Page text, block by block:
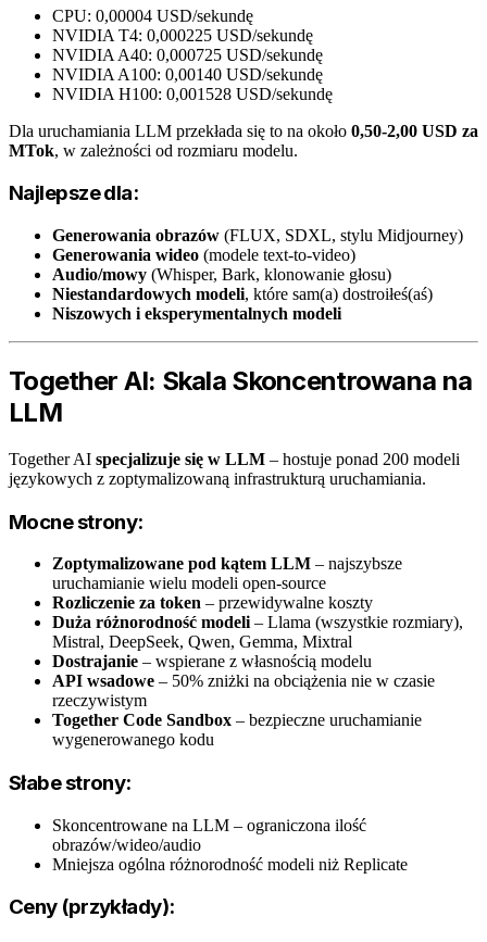
CPU: 0,00004 USD/sekundę
NVIDIA T4: 0,000225 USD/sekundę
NVIDIA A40: 0,000725 USD/sekundę
NVIDIA A100: 0,00140 USD/sekundę
NVIDIA H100: 0,001528 USD/sekundę
Dla uruchamiania LLM przekłada się to na około 0,50-2,00 USD za
MTok, w zależności od rozmiaru modelu.
Najlepsze dla:
Generowania obrazów (FLUX, SDXL, stylu Midjourney)
Generowania wideo (modele text-to-video)
Audio/mowy (Whisper, Bark, klonowanie głosu)
Niestandardowych modeli, które sam(a) dostroiłeś(aś)
Niszowych i eksperymentalnych modeli
Together AI: Skala Skoncentrowana na
LLM
Together AI specjalizuje się w LLM – hostuje ponad 200 modeli
językowych z zoptymalizowaną infrastrukturą uruchamiania.
Mocne strony:
Zoptymalizowane pod kątem LLM – najszybsze
uruchamianie wielu modeli open-source
Rozliczenie za token – przewidywalne koszty
Duża różnorodność modeli – Llama (wszystkie rozmiary),
Mistral, DeepSeek, Qwen, Gemma, Mixtral
Dostrajanie – wspierane z własnością modelu
API wsadowe – 50% zniżki na obciążenia nie w czasie
rzeczywistym
Together Code Sandbox – bezpieczne uruchamianie
wygenerowanego kodu
Słabe strony:
Skoncentrowane na LLM – ograniczona ilość
obrazów/wideo/audio
Mniejsza ogólna różnorodność modeli niż Replicate
Ceny (przykłady):